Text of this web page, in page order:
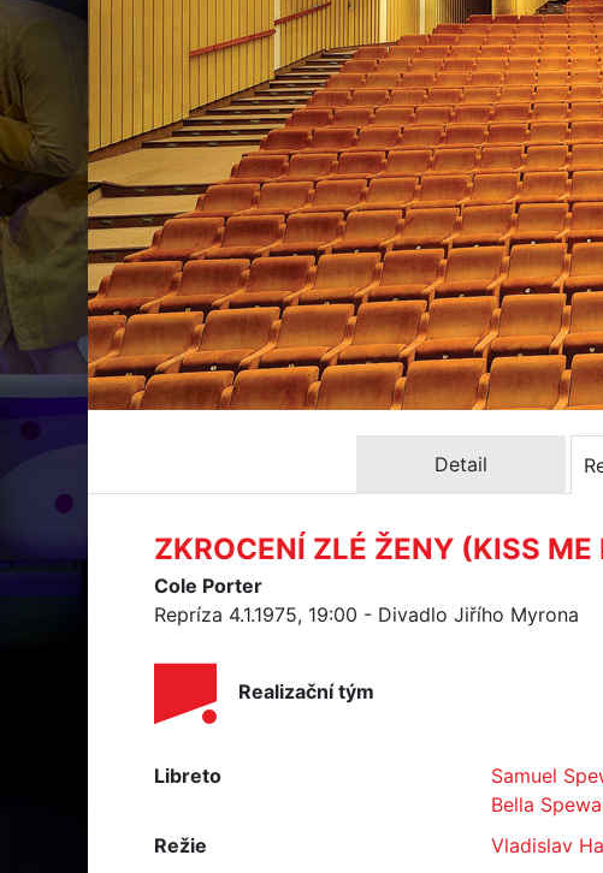
Detail
ZKROCENÍ ZLÉ ŽENY (KISS ME
Cole Porter
Repríza 4.1.1975, 19:00 - Divadlo Jiřího Myrona
Realizační tým
Libreto
Samuel
Bella
Režie
Vladislav